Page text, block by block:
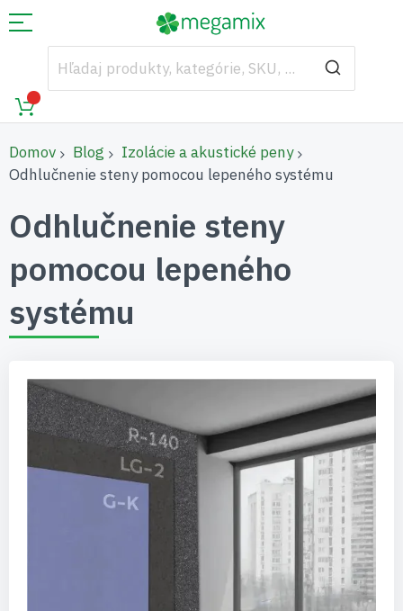
Domov Blog
Izolácie a akustické peny
Odhlučnenie steny pomocou lepeného systému
Odhlučnenie steny
pomocou lepeného
systému